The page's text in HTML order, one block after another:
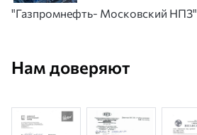
"Газпромнефть- Московский НПЗ"
Нам доверяют